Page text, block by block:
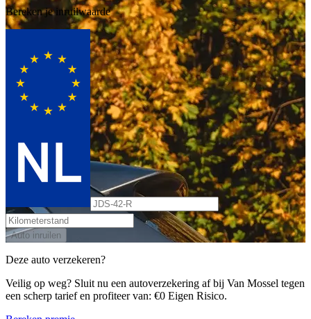
Bereken je inruilwaarde
Auto inruilen
Deze auto verzekeren?
Veilig op weg? Sluit nu een autoverzekering af bij Van Mossel tegen
een scherp tarief en profiteer van: €0 Eigen Risico.